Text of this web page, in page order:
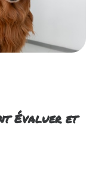
Évaluer et